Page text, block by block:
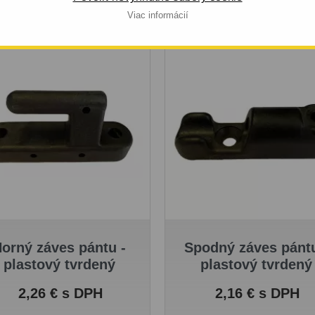
Viac informácií
záves pántu -
plastový tvrdený
Cena
2,26 € s DPH
Spodný záves
plastový tvrdený
Cena
2,16 € s DPH